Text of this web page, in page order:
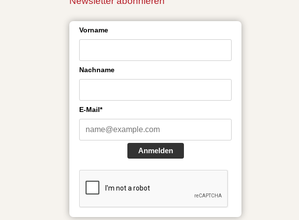
Vorname
Nachname
E-Mail*
Anmelden